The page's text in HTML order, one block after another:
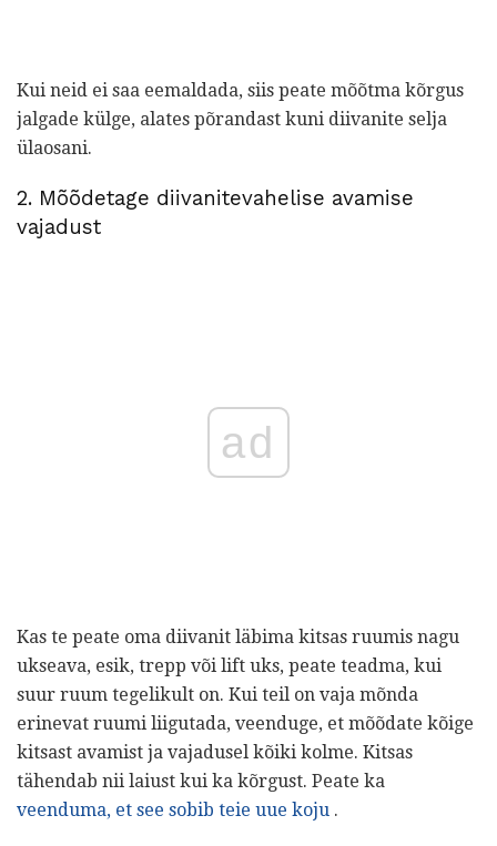
Kui neid ei saa eemaldada, siis peate mõõtma kõrgus
jalgade külge, alates põrandast kuni diivanite selja
ülaosani.
2. Mõõdetage diivanitevahelise avamise
vajadust
ad
Kas te peate oma diivanit läbima kitsas ruumis nagu
ukseava, esik, trepp või lift uks, peate teadma, kui
suur ruum tegelikult on. Kui teil on vaja mõnda
erinevat ruumi liigutada, veenduge, et mõõdate kõige
kitsast avamist ja vajadusel kõiki kolme. Kitsas
tähendab nii laiust kui ka kõrgust. Peate ka
veenduma, et see sobib teie uue koju .